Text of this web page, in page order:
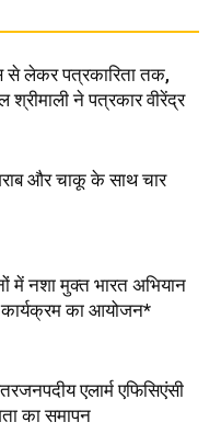
से लेकर पत्रकारिता तक,
श्रीमाली ने पत्रकार वीरेंद्र
और चाकू के साथ चार
में नशा मुक्त भारत अभियान
का आयोजन*
एलार्म एफिसिएंसी
का समापन